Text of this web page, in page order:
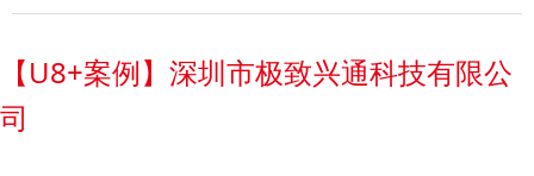
【U8+案例】深圳市极致兴通科技有限公
司